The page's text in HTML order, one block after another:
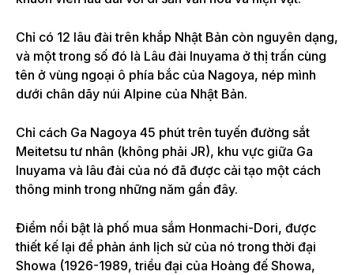
Chỉ có 12 lâu đài trên khắp Nhật Bản còn nguyên dạng,
và một trong số đó là Lâu đài Inuyama ở thị trấn cùng
tên ở vùng ngoại ô phía bắc của Nagoya, nép mình
dưới chân dãy núi Alpine của Nhật Bản.
Chỉ cách Ga Nagoya 45 phút trên tuyến đường sắt
Meitetsu tư nhân (không phải JR), khu vực giữa Ga
Inuyama và lâu đài của nó đã được cải tạo một cách
thông minh trong những năm gần đây.
Điểm nổi bật là phố mua sắm Honmachi-Dori, được
thiết kế lại để phản ánh lịch sử của nó trong thời đại
Showa (1926-1989, triều đại của Hoàng đế Showa,